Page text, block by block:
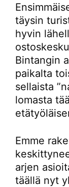
täysin
hyvin
Bintangin
paikalta
sellaista
lomasta
Emme
arjen
täällä nyt